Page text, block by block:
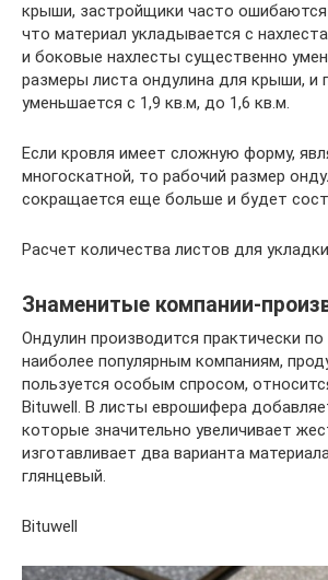
крыши, застройщики часто
что материал укладывается с
и боковые нахлесты существенно
размеры листа ондулина для крыши, и
уменьшается с 1,9 кв.м, до 1,6 кв.м.
Если кровля имеет сложную форму,
многоскатной, то рабочий размер
сокращается еще больше и будет
Расчет количества листов для
Знаменитые компании-
Ондулин производится практически
наиболее популярным компаниям,
пользуется особым спросом,
Bituwell. В листы еврошифера
которые значительно увеличивает
изготавливает два варианта
глянцевый.
Bituwell